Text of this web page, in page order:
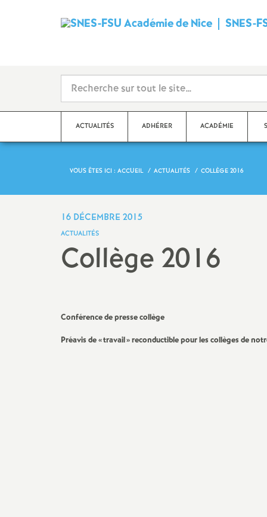
SNES-
ACTUALITÉS ADHÉRER
Stages syndicaux
Adhérer au SNES-FSU
ACADÉMIE
VOUS ÊTES ICI : ACCUEIL ACTUALITÉS COLLÈGE 2016
16 DÉCEMBRE 2015
ACTUALITÉS
Collège 2016
Conférence de presse collège
Préavis de «travail» reconductible pour les collèges de